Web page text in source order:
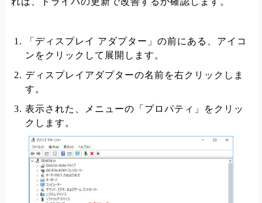
「ディスプレイ アダプター」の前にある、アイコ
ンをクリックして展開します。
ディスプレイアダプターの名前を右クリックしま
す。
表示された、メニューの「プロパティ」をクリッ
クします。